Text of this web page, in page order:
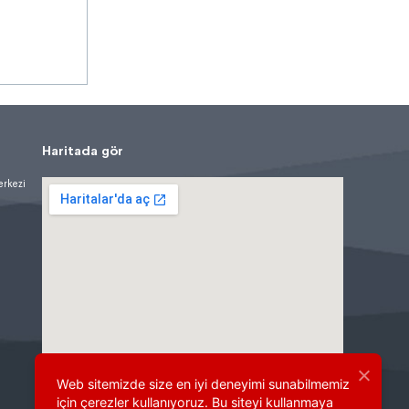
Haritada gör
Web sitemizde size en iyi deneyimi sunabilmemiz
için çerezler kullanıyoruz. Bu siteyi kullanmaya